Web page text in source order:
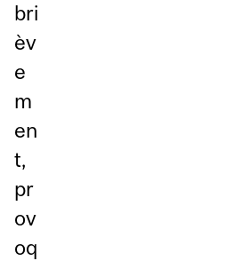
bri
èv
e
m
en
t,
pr
ov
oq